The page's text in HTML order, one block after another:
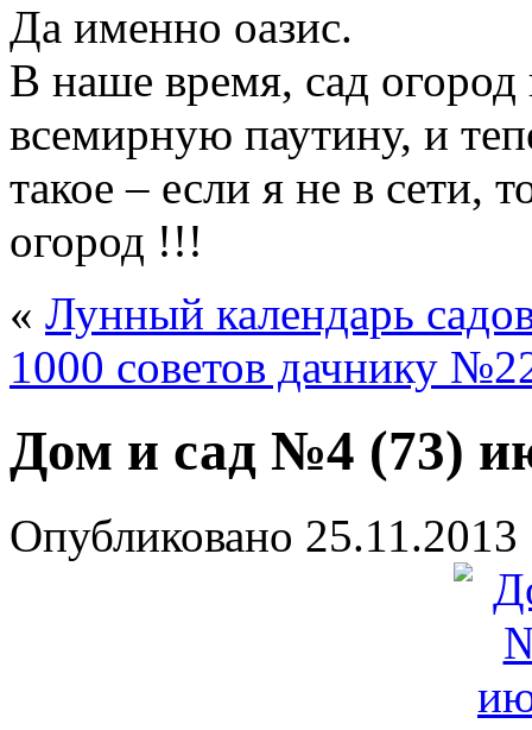
Да именно оазис.
В наше время, сад огород
всемирную паутину, и
такое – если я не в сети,
огород !!!
« Лунный календарь
1000 советов дачнику
Дом и сад №4 (73)
Опубликовано 25.11.2013